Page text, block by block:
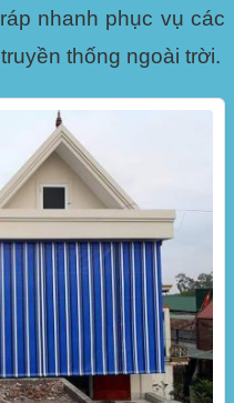
nhanh phục vụ các
thống ngoài trời.